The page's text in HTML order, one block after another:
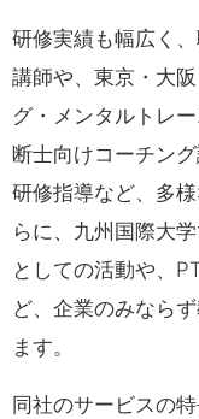
研修実績も幅広く
講師や、東京・大
グ・メンタルトレ
断士向けコーチン
研修指導など、多
らに、九州国際大
としての活動や、
ど、企業のみなら
ます。
同社のサービスの